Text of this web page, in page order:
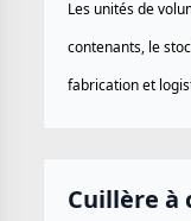
Les unités de
contenants, le
fabrication et
Cuillère à